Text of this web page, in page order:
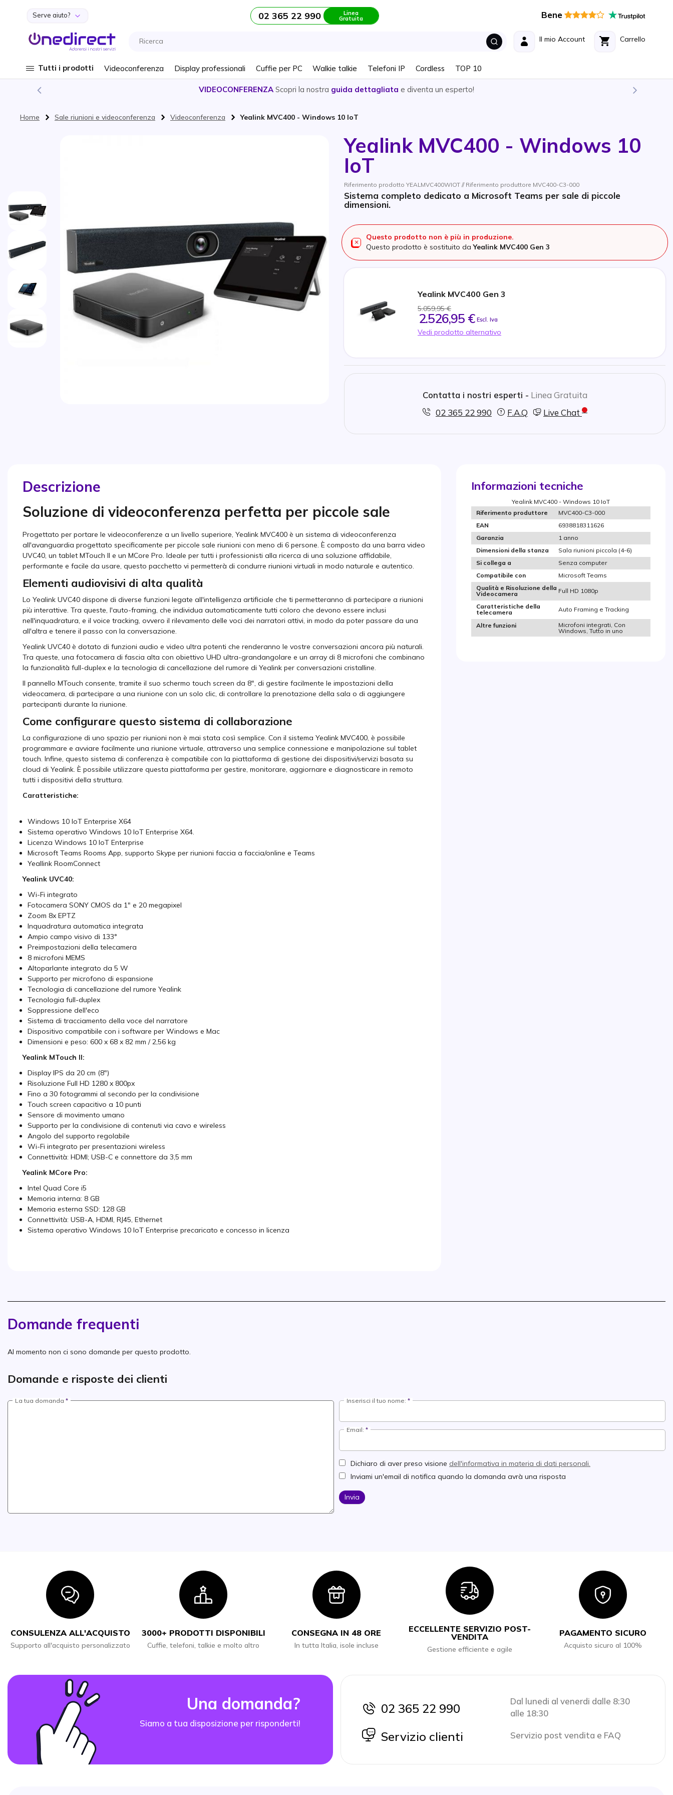
Salta al contenuto
Serve aiuto? 02 365 22 990 Linea
Gratuita Bene
Carrello
Il mio Account
Tutti i prodotti Videoconferenza Display professionali Cuffie per PC Walkie talkie Telefoni IP Cordless TOP 10
VIDEOCONFERENZA Scopri la nostra guida dettagliata e diventa un esperto!
Home Sale riunioni e videoconferenza Videoconferenza Yealink MVC400 - Windows 10 IoT
Yealink MVC400 - Windows 10
IoT
Riferimento prodotto YEALMVC400WIOT // Riferimento produttore MVC400-C3-000
Sistema completo dedicato a Microsoft Teams per sale di piccole
dimensioni.
Questo prodotto non è più in produzione.
Questo prodotto è sostituito daYealink MVC400 Gen 3
Yealink MVC400 Gen 3
5.059,95 €
2.526,95 € Escl. Iva
Vedi prodotto alternativo
Contatta i nostri esperti - Linea Gratuita
02 365 22 990
F.A.Q Live Chat
Descrizione
Soluzione di videoconferenza perfetta per piccole sale
Progettato per portare le videoconferenze a un livello superiore, Yealink MVC400 è un sistema di videoconferenza
all'avanguardia progettato specificamente per piccole sale riunioni con meno di 6 persone. È composto da una barra video
UVC40, un tablet MTouch II e un MCore Pro. Ideale per tutti i professionisti alla ricerca di una soluzione affidabile,
performante e facile da usare, questo pacchetto vi permetterà di condurre riunioni virtuali in modo naturale e autentico.
Elementi audiovisivi di alta qualità
Lo Yealink UVC40 dispone di diverse funzioni legate all'intelligenza artificiale che ti permetteranno di partecipare a riunioni
più interattive. Tra queste, l'auto-framing, che individua automaticamente tutti coloro che devono essere inclusi
nell'inquadratura, e il voice tracking, ovvero il rilevamento delle voci dei narratori attivi, in modo da poter passare da una
all'altra e tenere il passo con la conversazione.
Yealink UVC40 è dotato di funzioni audio e video ultra potenti che renderanno le vostre conversazioni ancora più naturali.
Tra queste, una fotocamera di fascia alta con obiettivo UHD ultra-grandangolare e un array di 8 microfoni che combinano
la funzionalità full-duplex e la tecnologia di cancellazione del rumore di Yealink per conversazioni cristalline.
Il pannello MTouch consente, tramite il suo schermo touch screen da 8", di gestire facilmente le impostazioni della
videocamera, di partecipare a una riunione con un solo clic, di controllare la prenotazione della sala o di aggiungere
partecipanti durante la riunione.
Come configurare questo sistema di collaborazione
La configurazione di uno spazio per riunioni non è mai stata così semplice. Con il sistema Yealink MVC400, è possibile
programmare e avviare facilmente una riunione virtuale, attraverso una semplice connessione e manipolazione sul tablet
touch. Infine, questo sistema di conferenza è compatibile con la piattaforma di gestione dei dispositivi/servizi basata su
cloud di Yealink. È possibile utilizzare questa piattaforma per gestire, monitorare, aggiornare e diagnosticare in remoto
tutti i dispositivi della struttura.
Caratteristiche:
Windows 10 IoT Enterprise X64
Sistema operativo Windows 10 IoT Enterprise X64.
Licenza Windows 10 IoT Enterprise
Microsoft Teams Rooms App, supporto Skype per riunioni faccia a faccia/online e Teams
Yeallink RoomConnect
Yealink UVC40:
Wi-Fi integrato
Fotocamera SONY CMOS da 1" e 20 megapixel
Zoom 8x EPTZ
Inquadratura automatica integrata
Ampio campo visivo di 133°
Preimpostazioni della telecamera
8 microfoni MEMS
Altoparlante integrato da 5 W
Supporto per microfono di espansione
Tecnologia di cancellazione del rumore Yealink
Tecnologia full-duplex
Soppressione dell'eco
Sistema di tracciamento della voce del narratore
Dispositivo compatibile con i software per Windows e Mac
Dimensioni e peso: 600 x 68 x 82 mm / 2,56 kg
Yealink MTouch II:
Display IPS da 20 cm (8")
Risoluzione Full HD 1280 x 800px
Fino a 30 fotogrammi al secondo per la condivisione
Touch screen capacitivo a 10 punti
Sensore di movimento umano
Supporto per la condivisione di contenuti via cavo e wireless
Angolo del supporto regolabile
Wi-Fi integrato per presentazioni wireless
Connettività: HDMI; USB-C e connettore da 3,5 mm
Yealink MCore Pro:
Intel Quad Core i5
Memoria interna: 8 GB
Memoria esterna SSD: 128 GB
Connettività: USB-A, HDMI, RJ45, Ethernet
Sistema operativo Windows 10 IoT Enterprise precaricato e concesso in licenza
Informazioni tecniche
Yealink MVC400 - Windows 10 IoT
Riferimento produttore
MVC400-C3-000
EAN
6938818311626
Garanzia
1 anno
Dimensioni della stanza
Sala riunioni piccola (4-6)
Si collega a
Senza computer
Compatibile con
Microsoft Teams
Qualità e Risoluzione della
Videocamera
Full HD 1080p
Caratteristiche della
telecamera
Auto Framing e Tracking
Altre funzioni
Microfoni integrati, Con
Windows, Tutto in uno
Domande frequenti
Al momento non ci sono domande per questo prodotto.
Domande e risposte dei clienti
La tua domanda Inserisci il tuo nome:
Email:
Dichiaro di aver preso visione dell'informativa in materia di dati personali.
Inviami un'email di notifica quando la domanda avrà una risposta
Invia
Icon
CONSULENZA ALL'ACQUISTO
Supporto all'acquisto personalizzato
Icon
3000+ PRODOTTI DISPONIBILI
Cuffie, telefoni, talkie e molto altro
Icon
CONSEGNA IN 48 ORE
In tutta Italia, isole incluse
Icon
ECCELLENTE SERVIZIO POST-
VENDITA
Gestione efficiente e agile
Icon
PAGAMENTO SICURO
Acquisto sicuro al 100%
Una domanda?
Siamo a tua disposizione per risponderti!
icon
02 365 22 990
Dal lunedi al venerdi dalle 8:30
alle 18:30
icon
Servizio clienti Servizio post vendita e FAQ